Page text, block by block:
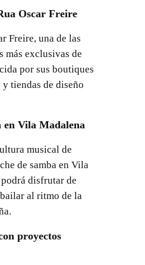
Oscar Freire
Freire, una de las
más exclusivas de
por sus boutiques
tiendas de diseño
en Vila Madalena
musical de
de samba en Vila
disfrutar de
al ritmo de la
proyectos